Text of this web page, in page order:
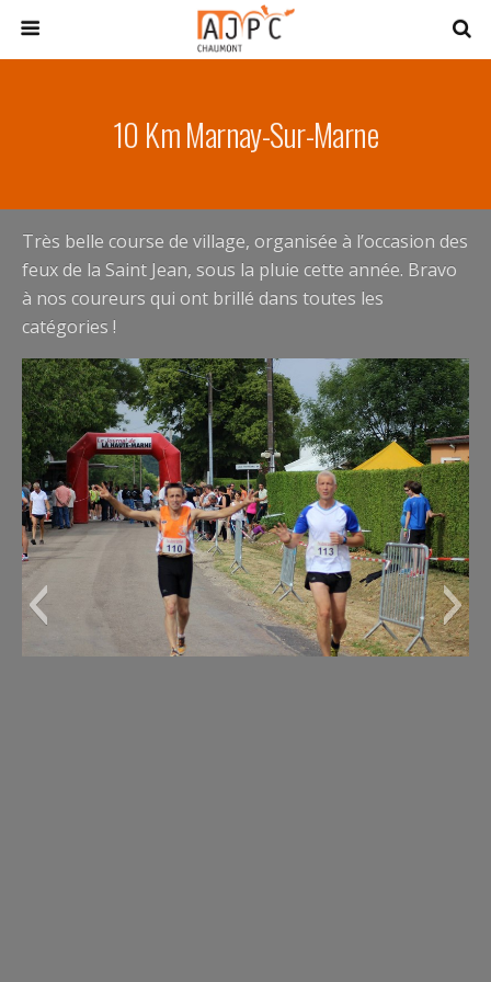
10 Km Marnay-Sur-Marne
Très belle course de village, organisée à l’occasion des
feux de la Saint Jean, sous la pluie cette année. Bravo
à nos coureurs qui ont brillé dans toutes les
catégories !